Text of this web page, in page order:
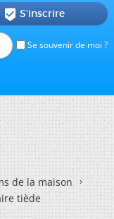
Se souvenir de moi ?
 S'inscrire
de la maison
tiède